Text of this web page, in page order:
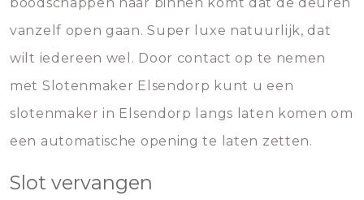
vanzelf open gaan. Super luxe natuurlijk, dat
wilt iedereen wel. Door contact op te nemen
met Slotenmaker Elsendorp kunt u een
slotenmaker in Elsendorp langs laten komen om
een automatische opening te laten zetten.
Slot vervangen